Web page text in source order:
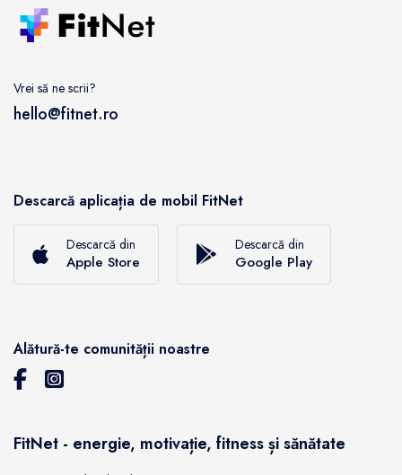
Vrei să ne scrii?
hello@fitnet.ro
Descarcă aplicația de mobil FitNet
Descarcă din
Apple Store
Descarcă din
Google Play
Alătură-te comunității noastre
FitNet - energie, motivație, fitness și sănătate